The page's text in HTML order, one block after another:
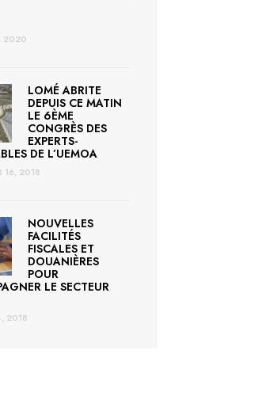
2020
LOMÉ ABRITE
DEPUIS CE MATIN
LE 6ÈME
CONGRÈS DES
EXPERTS-
DE L’UEMOA
16, 2018
NOUVELLES
FACILITÉS
FISCALES ET
DOUANIÈRES
POUR
LE SECTEUR
2018